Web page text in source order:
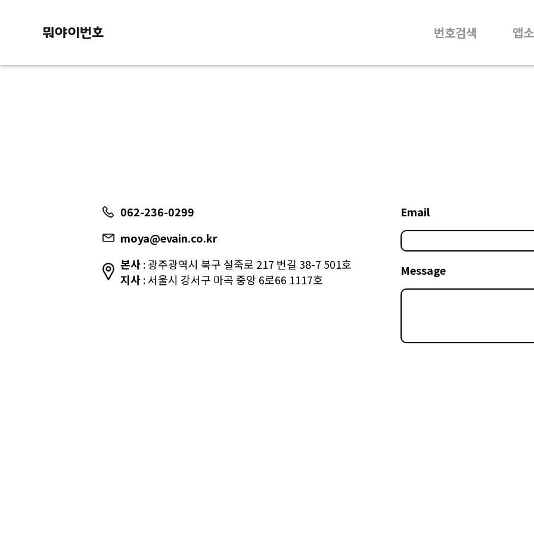
번호검색 앱
062-236-0299
moya@evain.co.kr
본사: 광주광역시 북구 설죽로 217 번길 38-7 501호
지사: 서울시 강서구 마곡 중앙 6로66 1117호
Email
Message